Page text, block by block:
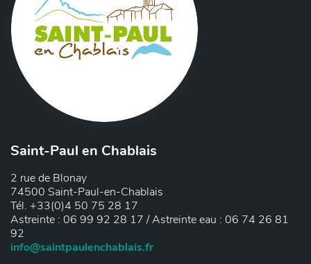
Saint-Paul en Chablais
2 rue de Blonay
74500 Saint-Paul-en-Chablais
Tél. +33(0)4 50 75 28 17
Astreinte : 06 99 92 28 17 / Astreinte eau : 06 74 26 81
92
info@saintpaulenchablais.fr